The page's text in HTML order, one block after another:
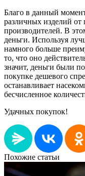
Благо в данный
различных изделий
производителей. В
деньги. Используя
намного больше
то, что оно
значит, деньги были
покупке дешевого
останавливает
бесчисленное
Удачных покупок!
Похожие статьи